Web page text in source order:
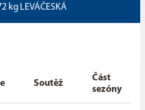
kg LEVÁČESKÁ
Soutěž
Část
sezóny